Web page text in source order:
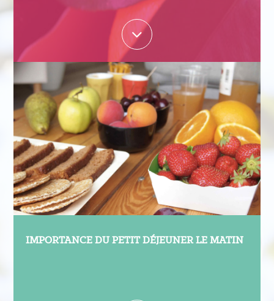
IMPORTANCE DU PETIT DÉJEUNER LE MATIN